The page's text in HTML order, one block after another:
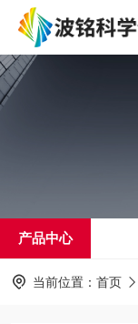
产品中心
当前位置： 首页